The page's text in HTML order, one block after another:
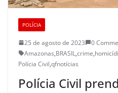
POLÍCIA
25 de agosto de 2023
0
Amazonas,BRASIL,crime,
Polícia Civil,qfnotícias
Polícia Civil